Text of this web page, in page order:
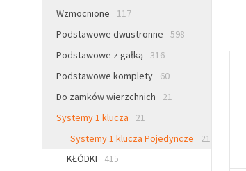
Wzmocnione
117
Podstawowe dwustronne
598
Podstawowe z gałką
316
Podstawowe komplety
60
Do zamków wierzchnich
21
Systemy 1 klucza
21
Systemy 1 klucza Pojedyncze
21
KŁÓDKI
415